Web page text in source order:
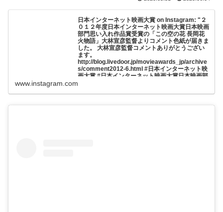
日本インターネット映画大賞 on Instagram: "２
０１２年度日本インターネット映画大賞日本映画
部門思い入れ作品賞受賞の「この空の花 長岡花
火物語」大林宣彦監督よりコメント色紙が届きま
した。 大林宣彦監督コメントありがとうござい
ます。
http://blog.livedoor.jp/movieawards_jp/archive
s/comment2012-6.html #日本インターネット映
画大賞 #日本インターネット映画大賞日本映画部
6 likes, 0 comments - movieawards_jp on May 31, 2020:
い入れ作品賞受賞の「この空の花 長岡花火物語」大林宣彦
www.instagram.com